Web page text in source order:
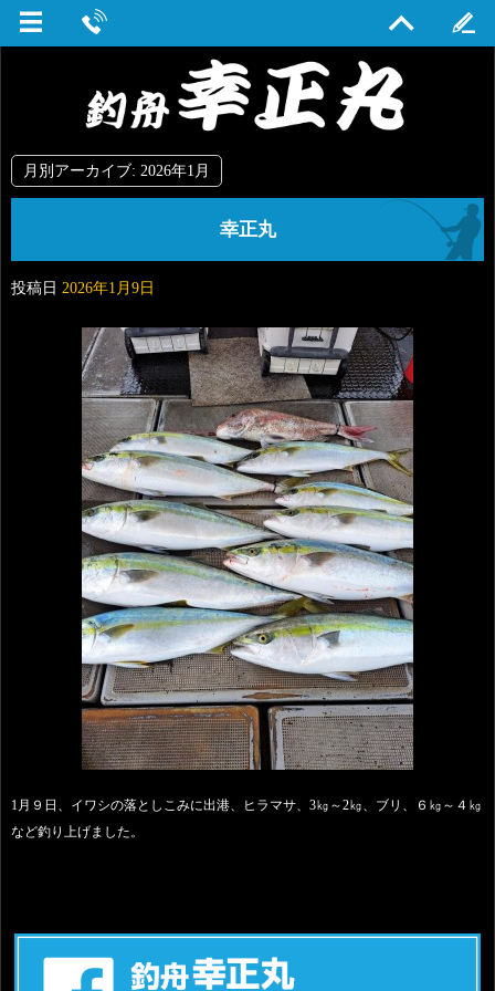
月別アーカイブ: 2026年1月
幸正丸
投稿日 2026年1月9日
1月９日、イワシの落としこみに出港、ヒラマサ、3㎏～2㎏、ブリ、６㎏～４㎏
など釣り上げました。